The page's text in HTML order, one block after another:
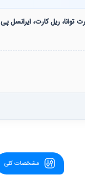
توانا، ریل کارت، ایرانسل پی
مشخصات کلی